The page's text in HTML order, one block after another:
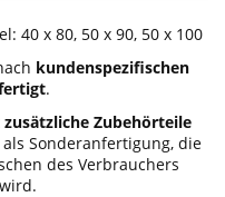
40 x 80, 50 x 90, 50 x 100
kundenspezifischen
.
zusätzliche Zubehörteile
Sonderanfertigung, die
des Verbrauchers